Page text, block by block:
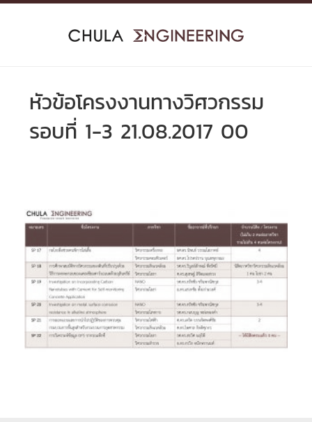
Skip
หัวข้อโครงงานทางวิศวกรรม
รอบที่ 1-3 21.08.2017 00